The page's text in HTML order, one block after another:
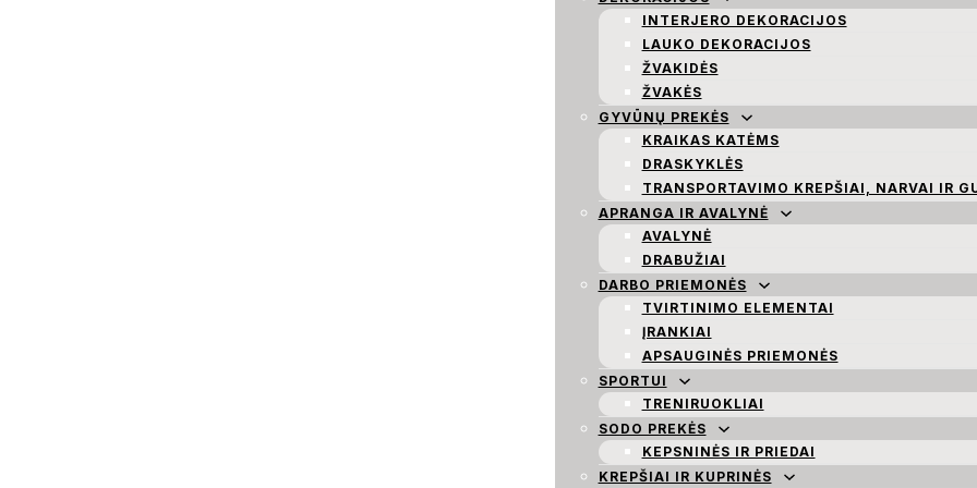
INTERJERO DEKORACIJOS
LAUKO DEKORACIJOS
ŽVAKIDĖS
ŽVAKĖS
GYVŪNŲ PREKĖS
KRAIKAS KATĖMS
DRASKYKLĖS
TRANSPORTAVIMO KREPŠIAI, NARVAI IR
APRANGA IR AVALYNĖ
AVALYNĖ
DRABUŽIAI
DARBO PRIEMONĖS
TVIRTINIMO ELEMENTAI
ĮRANKIAI
APSAUGINĖS PRIEMONĖS
SPORTUI
TRENIRUOKLIAI
SODO PREKĖS
KEPSNINĖS IR PRIEDAI
KREPŠIAI IR KUPRINĖS